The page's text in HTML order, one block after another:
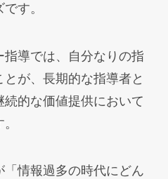
す。
導では、自分なりの指
が、長期的な指導者と
続的な価値提供において
「情報過多の時代にどん